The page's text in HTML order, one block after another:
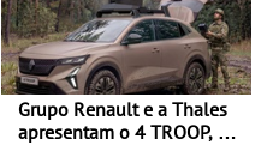
Grupo Renault e a Thales
apresentam o 4 TROOP, um